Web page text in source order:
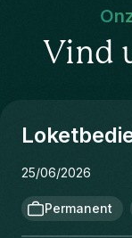
Vind
25/06/2026
Permanent